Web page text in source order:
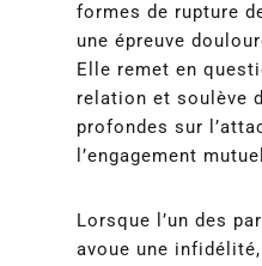
formes de rupture
une épreuve
Elle remet en
relation et soulève
profondes sur
l’engagement
Lorsque l’un des
avoue une